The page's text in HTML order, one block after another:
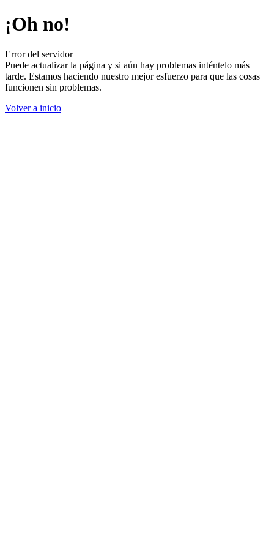
¡Oh no!
Error del servidor
Puede actualizar la página y si aún hay problemas inténtelo más
tarde. Estamos haciendo nuestro mejor esfuerzo para que las cosas
funcionen sin problemas.
Volver a inicio